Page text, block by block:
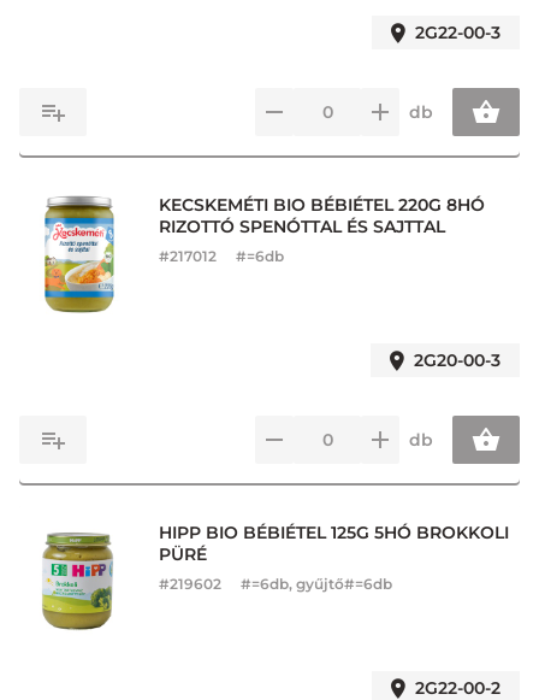
2G22-00-3
db
KECSKEMÉTI BIO BÉBIÉTEL 220G 8HÓ
RIZOTTÓ SPENÓTTAL ÉS SAJTTAL
#217012 #=6db
2G20-00-3
db
HIPP BIO BÉBIÉTEL 125G 5HÓ BROKKOLI
PÜRÉ
#219602 #=6db, gyűjtő#=6db
2G22-00-2